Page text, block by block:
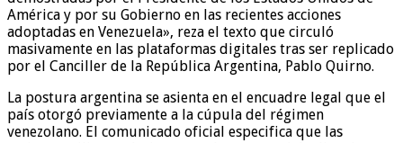
América y por su Gobierno en las recientes acciones
adoptadas en Venezuela», reza el texto que circuló
masivamente en las plataformas digitales tras ser replicado
por el Canciller de la República Argentina, Pablo Quirno.
La postura argentina se asienta en el encuadre legal que el
país otorgó previamente a la cúpula del régimen
venezolano. El comunicado oficial especifica que las